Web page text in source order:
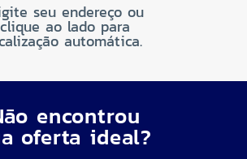
seu endereço ou
clique ao lado para
automática.
encontrou
oferta ideal?